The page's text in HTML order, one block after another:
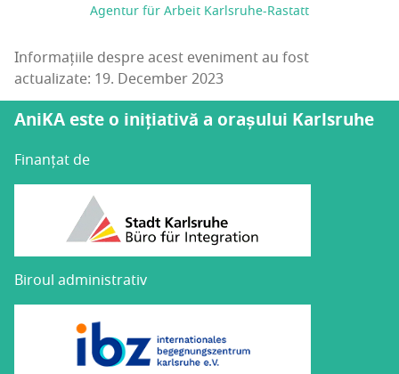
Agentur für Arbeit Karlsruhe-Rastatt
Informațiile despre acest eveniment au fost
actualizate: 19. December 2023
AniKA este o inițiativă a orașului Karlsruhe
Finanțat de
Biroul administrativ